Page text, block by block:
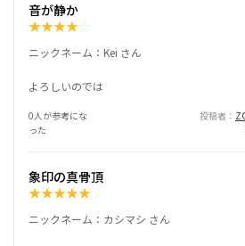
音が静か
★★★★
ニックネーム：Kei さん
よろしいのでは
0人が参考にな
った
投稿者
象印の真骨頂
★★★★★
ニックネーム：カシマシ さん